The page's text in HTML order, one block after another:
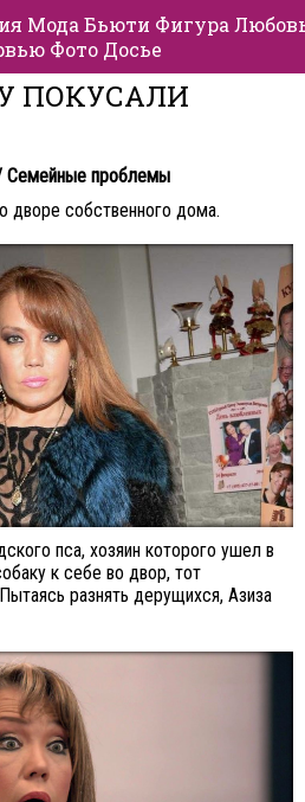
Мода Бьюти Фигура
Фото Досье
ПОКУСАЛИ
Семейные проблемы
дворе собственного дома.
пса, хозяин которого ушел в
к себе во двор, тот
разнять дерущихся, Азиза